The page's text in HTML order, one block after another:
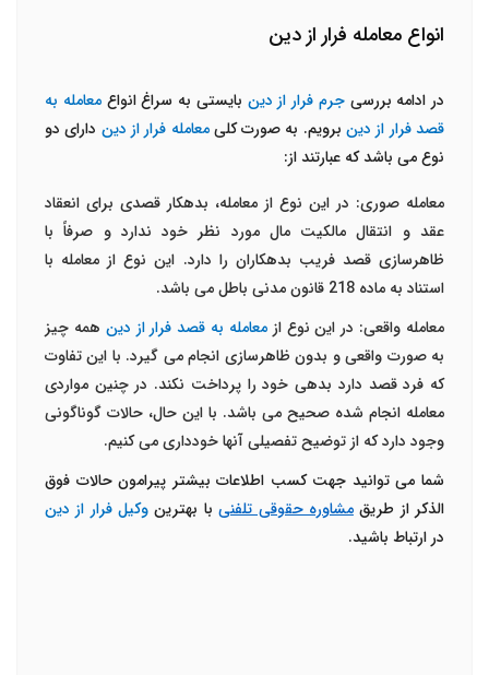
انواع معامله فرار از دین
در ادامه بررسیجرم فرار از دین بایستی به سراغ انواعمعامله به
قصد فرار از دینبرویم. به صورت کلیمعامله فرار از دین دارای دو
نوع می باشد که عبارتند از:
معامله صوری: در این نوع از معامله، بدهکار قصدی برای انعقاد
عقد و انتقال مالکیت مال مورد نظر خود ندارد و صرفاً با
ظاهرسازی قصد فریب بدهکاران را دارد. این نوع از معامله با
استناد به ماده 218 قانون مدنی باطل می باشد.
معامله واقعی: در این نوع ازمعامله به قصد فرار از دین همه چیز
به صورت واقعی و بدون ظاهرسازی انجام می گیرد. با این تفاوت
که فرد قصد دارد بدهی خود را پرداخت نکند. در چنین مواردی
معامله انجام شده صحیح می باشد. با این حال، حالات گوناگونی
وجود دارد که از توضیح تفصیلی آنها خودداری می کنیم.
شما می توانید جهت کسب اطلاعات بیشتر پیرامون حالات فوق
الذکر از طریقمشاوره حقوقی تلفنیبا بهترین وکیل فرار از دین
در ارتباط باشید.